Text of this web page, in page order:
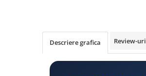
Rame adaptoare Citroen
Rame adaptoare Daihatsu
Descriere grafica Review-uri